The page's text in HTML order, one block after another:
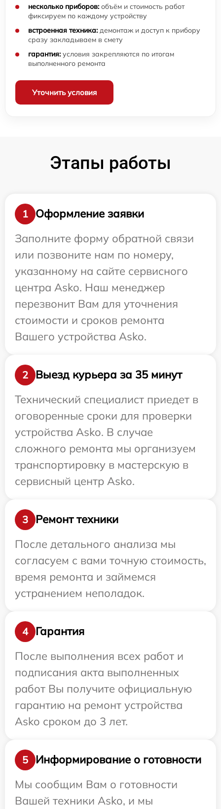
несколько приборов: объём и стоимость работ
фиксируем по каждому устройству
встроенная техника: демонтаж и доступ к прибору
сразу закладываем в смету
гарантия: условия закрепляются по итогам
выполненного ремонта
Уточнить условия
Этапы работы
1
Оформление заявки
Заполните форму обратной связи
или позвоните нам по номеру,
указанному на сайте сервисного
центра Asko. Наш менеджер
перезвонит Вам для уточнения
стоимости и сроков ремонта
Вашего устройства Asko.
2
Выезд курьера за 35 минут
Технический специалист приедет в
оговоренные сроки для проверки
устройства Asko. В случае
сложного ремонта мы организуем
транспортировку в мастерскую в
сервисный центр Asko.
3
Ремонт техники
После детального анализа мы
согласуем с вами точную стоимость,
время ремонта и займемся
устранением неполадок.
4
Гарантия
После выполнения всех работ и
подписания акта выполненных
работ Вы получите официальную
гарантию на ремонт устройства
Asko сроком до 3 лет.
5
Информирование о готовности
Мы сообщим Вам о готовности
Вашей техники Asko, и мы